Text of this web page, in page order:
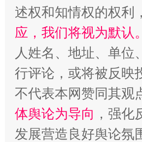
“蜀中异人”王建安的艺术幻境
述权和知情权的权利，
应，我们将视为默认
人姓名、地址、单
行评论，或将被反映
不代表本网赞同其观
体舆论为导向 ，强
发展营造良好舆论氛